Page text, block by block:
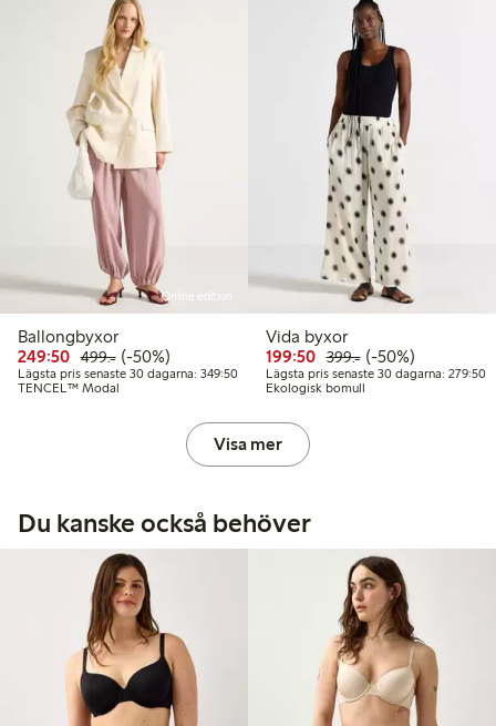
Online edition
Ballongbyxor
249:50 Rabatterat pris: 249,50 kr
499:-Ordinarie pris: 499,00 kr
50% rabatt
(-50%)
Lägsta pris senaste 30 dagarna: 349:50Lägsta pris senaste 30 dagarna: 349,50 kr
TENCEL™ Modal
Vida byxor
199:50 Rabatterat pris: 199,50
399:-Ordinarie pris:
50% rabatt
(-50%)
Lägsta pris senaste 30 dagarna: 279:50
Ekologisk bomull
Visa mer
Du kanske också behöver